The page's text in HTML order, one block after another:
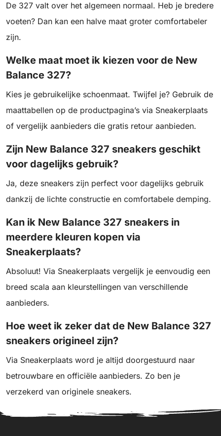
De 327 valt over het algemeen normaal. Heb je bredere
voeten? Dan kan een halve maat groter comfortabeler
zijn.
Welke maat moet ik kiezen voor de New
Balance 327?
Kies je gebruikelijke schoenmaat. Twijfel je? Gebruik de
maattabellen op de productpagina’s via Sneakerplaats
of vergelijk aanbieders die gratis retour aanbieden.
Zijn New Balance 327 sneakers geschikt
voor dagelijks gebruik?
Ja, deze sneakers zijn perfect voor dagelijks gebruik
dankzij de lichte constructie en comfortabele demping.
Kan ik New Balance 327 sneakers in
meerdere kleuren kopen via
Sneakerplaats?
Absoluut! Via Sneakerplaats vergelijk je eenvoudig een
breed scala aan kleurstellingen van verschillende
aanbieders.
Hoe weet ik zeker dat de New Balance 327
sneakers origineel zijn?
Via Sneakerplaats word je altijd doorgestuurd naar
betrouwbare en officiële aanbieders. Zo ben je
verzekerd van originele sneakers.